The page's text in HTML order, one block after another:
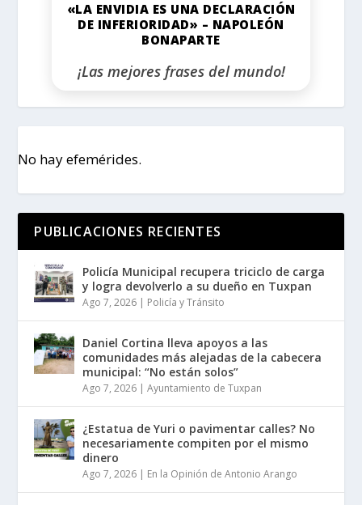
«LA ENVIDIA ES UNA DECLARACIÓN
DE INFERIORIDAD» – NAPOLEÓN
BONAPARTE
¡Las mejores frases del mundo!
No hay efemérides.
PUBLICACIONES RECIENTES
Policía Municipal recupera triciclo de carga
y logra devolverlo a su dueño en Tuxpan
Ago 7, 2026 | Policía y Tránsito
Daniel Cortina lleva apoyos a las
comunidades más alejadas de la cabecera
municipal: “No están solos”
Ago 7, 2026 |Ayuntamiento de Tuxpan
¿Estatua de Yuri o pavimentar calles? No
necesariamente compiten por el mismo
dinero
Ago 7, 2026 | En la Opinión de Antonio Arango